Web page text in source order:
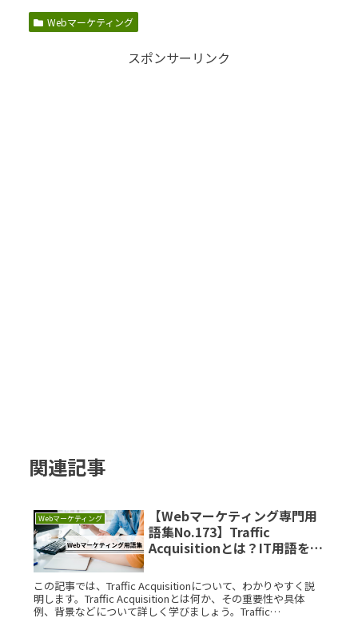
Webマーケティング
スポンサーリンク
関連記事
Webマーケティング
【Webマーケティング専門用
語集No.173】Traffic
Acquisitionとは？IT用語をサ
この記事では、Traffic Acquisitionについて、わかりやすく説
明します。Traffic Acquisitionとは何か、その重要性や具体
例、背景などについて詳しく学びましょう。Traffic